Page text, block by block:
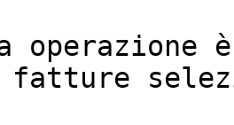
fatture